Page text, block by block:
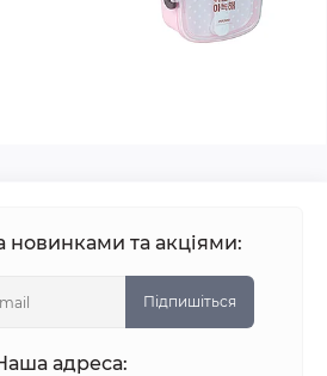
новинками та акціями:
Підпишіться
адреса: